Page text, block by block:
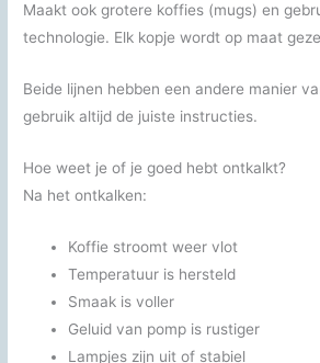
Maakt ook grotere koffies (mugs) en
technologie. Elk kopje wordt op maat
Beide lijnen hebben een andere manier
gebruik altijd de juiste instructies.
Hoe weet je of je goed hebt ontkalkt?
Na het ontkalken:
Koffie stroomt weer vlot
Temperatuur is hersteld
Smaak is voller
Geluid van pomp is rustiger
Lampjes zijn uit of stabiel